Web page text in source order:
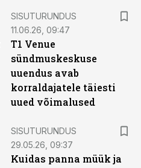
SISUTURUNDUS
11.06.26, 09:47
T1 Venue
sündmuskeskuse
uuendus avab
korraldajatele täiesti
uued võimalused
SISUTURUNDUS
29.05.26, 09:37
Kuidas panna müük ja